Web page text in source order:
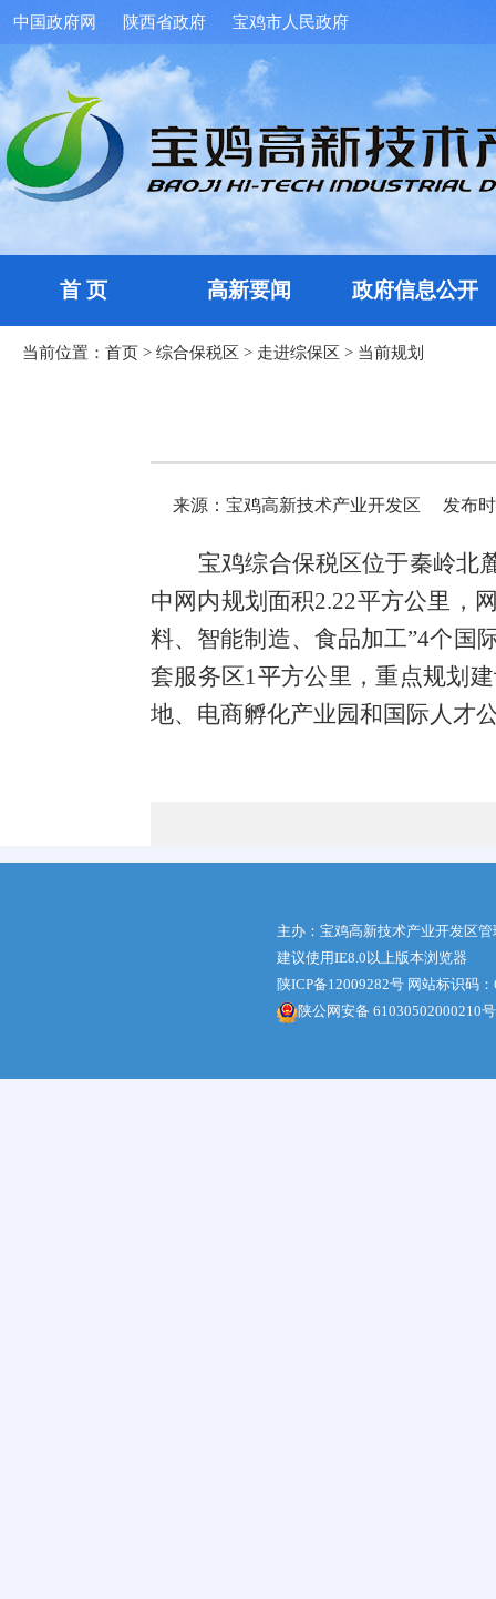
中国政府网 陕西省政府 宝鸡市人民政府
首 页 高新要闻 政府信息公开
当前位置： 首页 > 综合保税区 > 走进综保区 > 当前规划
来源：宝鸡高新技术产业开发区 发布
宝鸡综合保税区位于秦岭北
中网内规划面积2.22平方公里，
料、智能制造、食品加工”4个国
套服务区1平方公里，重点规划
地、电商孵化产业园和国际人才
主办：宝鸡高新技术产业开发区
建议使用IE8.0以上版本浏览器
陕ICP备12009282号 网站标识码
陕公网安备 61030502000210号